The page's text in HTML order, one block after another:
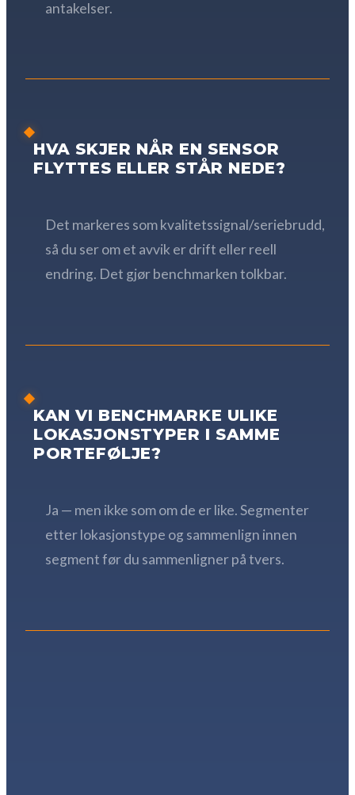
antakelser.
HVA SKJER NÅR EN SENSOR
FLYTTES ELLER STÅR NEDE?
Det markeres som kvalitetssignal/seriebrudd,
så du ser om et avvik er drift eller reell
endring. Det gjør benchmarken tolkbar.
KAN VI BENCHMARKE ULIKE
LOKASJONSTYPER I SAMME
PORTEFØLJE?
Ja — men ikke som om de er like. Segmenter
etter lokasjonstype og sammenlign innen
segment før du sammenligner på tvers.